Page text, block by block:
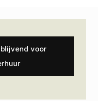
voor